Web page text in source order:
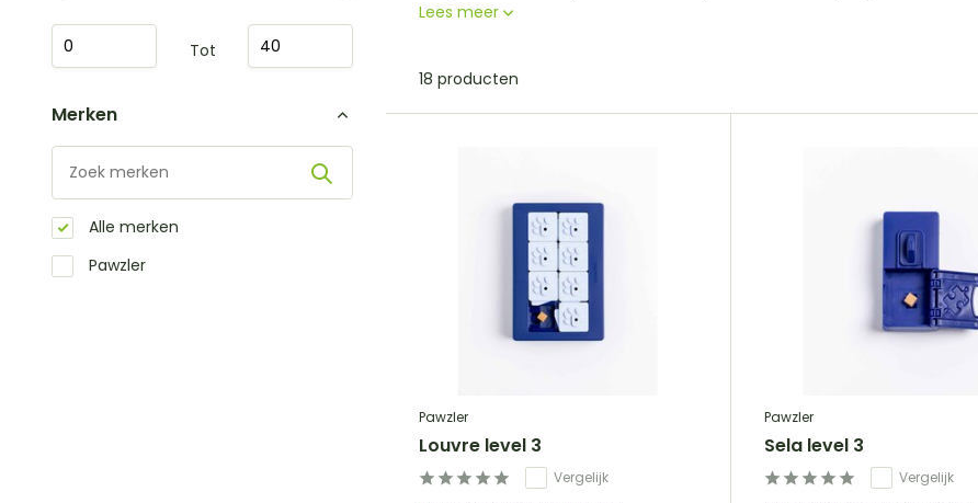
Tot
Merken
Alle merken
Pawzler
Lees meer
18 producten
Pawzler
Louvre level 3
Vergelijk
Pawzler
Sela level 3
Vergelijk